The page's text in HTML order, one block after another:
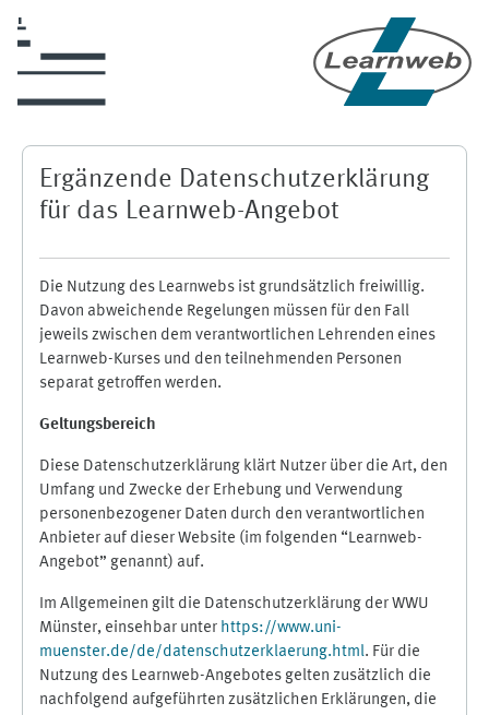
Ergänzende Datenschutzerklärung
für das Learnweb-Angebot
Die Nutzung des Learnwebs ist grundsätzlich freiwillig.
Davon abweichende Regelungen müssen für den Fall
jeweils zwischen dem verantwortlichen Lehrenden eines
Learnweb-Kurses und den teilnehmenden Personen
separat getroffen werden.
Geltungsbereich
Diese Datenschutzerklärung klärt Nutzer über die Art, den
Umfang und Zwecke der Erhebung und Verwendung
personenbezogener Daten durch den verantwortlichen
Anbieter auf dieser Website (im folgenden “Learnweb-
Angebot” genannt) auf.
Im Allgemeinen gilt die Datenschutzerklärung der WWU
Münster, einsehbar unter https://www.uni-
muenster.de/de/datenschutzerklaerung.html. Für die
Nutzung des Learnweb-Angebotes gelten zusätzlich die
nachfolgend aufgeführten zusätzlichen Erklärungen, die